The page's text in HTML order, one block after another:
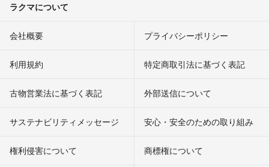
ラクマについて
会社概要 プライバシーポリシー
利用規約 特定商取引法に基づく表記
古物営業法に基づく表記 外部送信について
サステナビリティメッセージ 安心・安全のための取り組み
権利侵害について
商標権について